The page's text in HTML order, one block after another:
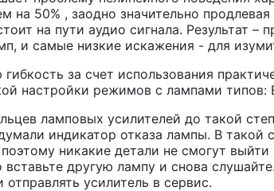
на 50% , заодно значительно
на пути аудио сигнала. Результат –
и самые низкие искажения - для
за счет использования
настройки режимов с лампами типов:
ламповых усилителей до такой
индикатор отказа лампы. В такой
никакие детали не смогут
другую лампу и снова
усилитель в сервис.